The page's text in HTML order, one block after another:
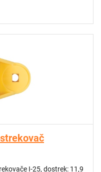
I-25, dostrek: 11,9